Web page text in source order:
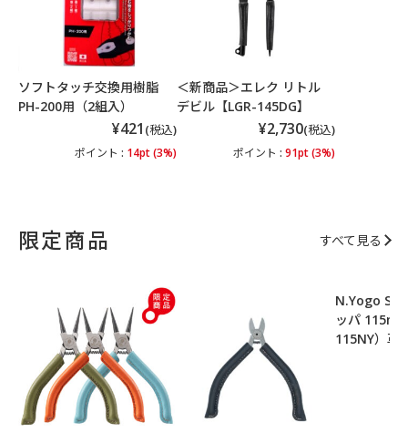
ソフトタッチ交換用樹脂
PH-200用（2組入）
¥421 (税込)
ポイント : 14pt (3%)
＜新商品＞エレク リトル
デビル【LGR-145DG】
¥2,730(税込)
ポイント : 91pt (3%)
限定商品 すべて見る
N.Yogo
ッパ
115NY）革